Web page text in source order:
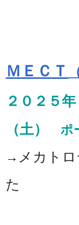
ＭＥＣＴ
２０２５
（土）
ポ
→ メカト
た